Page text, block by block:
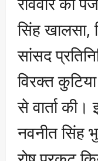
सिंह खालसा,
सांसद
विरक्त
से वार्ता की।
नवनीत सिंह